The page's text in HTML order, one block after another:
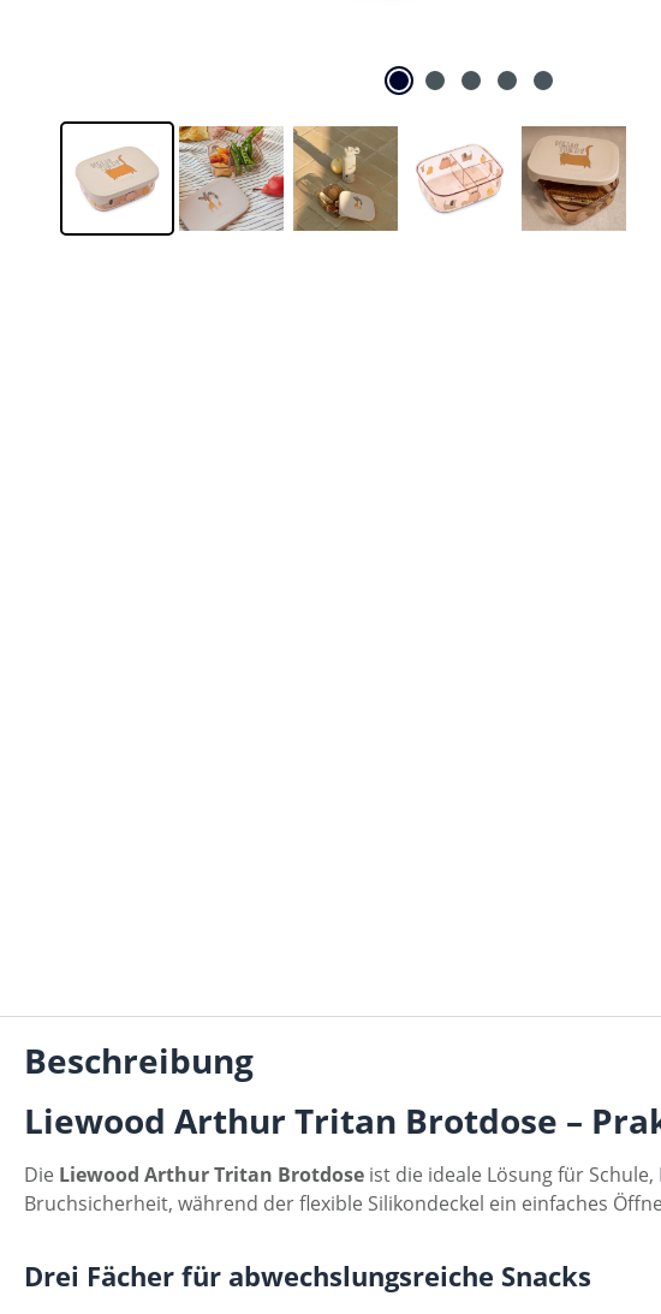
Beschreibung
Liewood Arthur Tritan Brotdose –
Die Liewood Arthur Tritan Brotdose ist die ideale Lösung für
Bruchsicherheit, während der flexible Silikondeckel ein einfaches
Drei Fächer für abwechslungsreiche Snacks